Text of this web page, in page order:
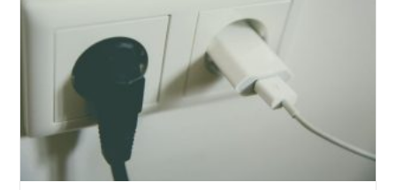
Tras
Los
Proyectos
Sostenibles